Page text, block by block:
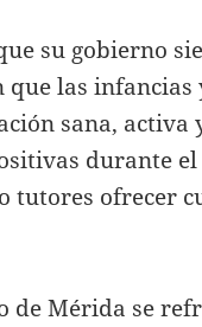
su gobierno
que las
sana,
durante
tutores ofrecer
de Mérida se